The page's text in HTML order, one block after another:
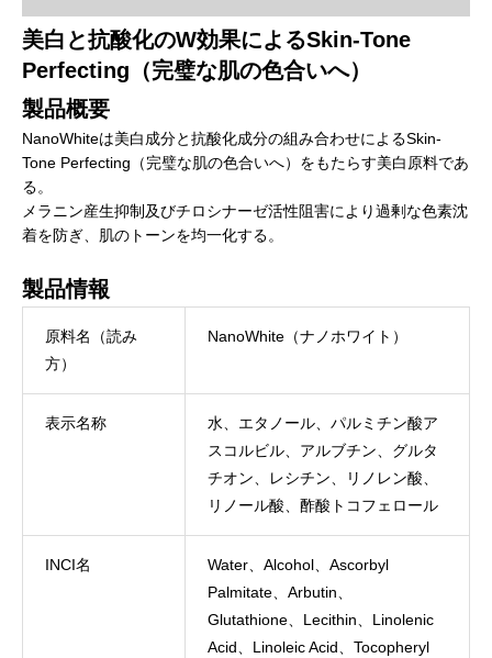
美白と抗酸化のW効果によるSkin-Tone
Perfecting（完璧な肌の色合いへ）
製品概要
NanoWhiteは美白成分と抗酸化成分の組み合わせによるSkin-
Tone Perfecting（完璧な肌の色合いへ）をもたらす美白原料であ
る。
メラニン産生抑制及びチロシナーゼ活性阻害により過剰な色素沈
着を防ぎ、肌のトーンを均一化する。
製品情報
原料名（読み
方）
NanoWhite（ナノホワイト）
表示名称
水、エタノール、パルミチン酸ア
スコルビル、アルブチン、グルタ
チオン、レシチン、リノレン酸、
リノール酸、酢酸トコフェロール
INCI名
Water、Alcohol、Ascorbyl
Palmitate、Arbutin、
Glutathione、Lecithin、Linolenic
Acid、Linoleic Acid、Tocopheryl